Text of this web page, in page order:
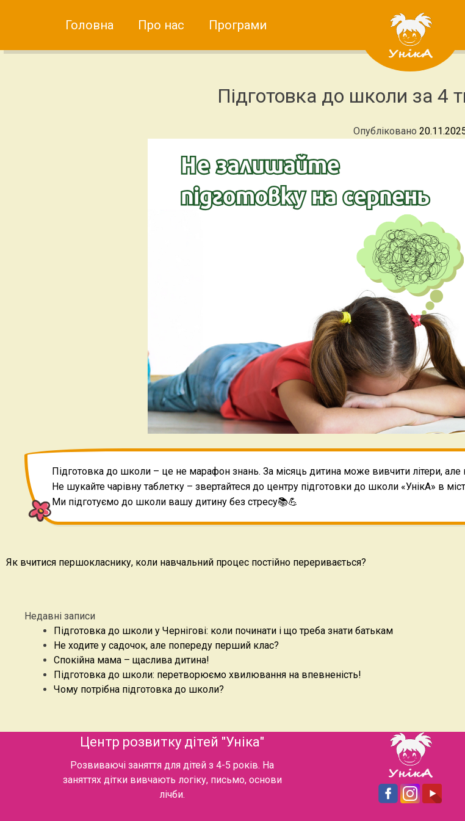
школи вашої дитини
Головна Про нас Програми
Підготовка до школи за 4
Опубліковано
Підготовка до школи – це не марафон знань. За місяць дитина може вивчити літери,
Не шукайте чарівну таблетку – звертайтеся до центру підготовки до школи «УнікА» в
Ми підготуємо до школи вашу дитину без стресу📚💪
Навігація
Як вчитися першокласнику, коли навчальний процес постійно переривається?
Недавні записи
Підготовка до школи у Чернігові: коли починати і що треба знати батькам
Не ходите у садочок, але попереду перший клас?
Спокійна мама – щаслива дитина!
Підготовка до школи: перетворюємо хвилювання на впевненість!
Чому потрібна підготовка до школи?
Центр розвитку дітей "Уніка"
Розвиваючі заняття для дітей з 4-5 років. На
заняттях дітки вивчають логіку, письмо, основи
лічби.